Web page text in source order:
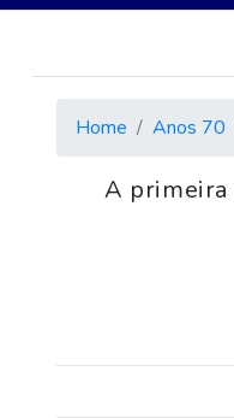
Home Anos 70
A primeira